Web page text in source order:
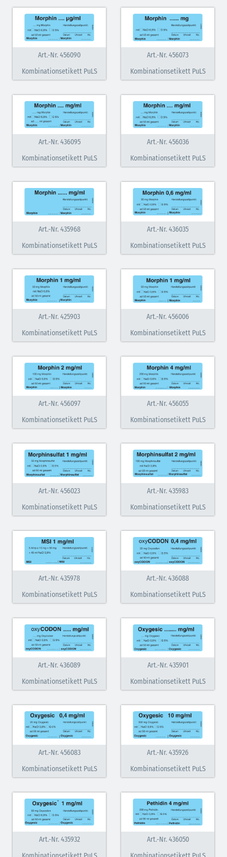
Art.-Nr. 456090
Kombinationsetikett PuLS
Art.-Nr. 456073
Kombinationsetikett PuLS
Art.-Nr. 436095
Kombinationsetikett PuLS
Art.-Nr. 456036
Kombinationsetikett PuLS
Art.-Nr. 435968
Kombinationsetikett PuLS
Art.-Nr. 436035
Kombinationsetikett PuLS
Art.-Nr. 425903
Kombinationsetikett PuLS
Art.-Nr. 456006
Kombinationsetikett PuLS
Art.-Nr. 456097
Kombinationsetikett PuLS
Art.-Nr. 456055
Kombinationsetikett PuLS
Art.-Nr. 456023
Kombinationsetikett PuLS
Art.-Nr. 435983
Kombinationsetikett PuLS
Art.-Nr. 435978
Kombinationsetikett PuLS
Art.-Nr. 436088
Kombinationsetikett PuLS
Art.-Nr. 436089
Kombinationsetikett PuLS
Art.-Nr. 435901
Kombinationsetikett PuLS
Art.-Nr. 456083
Kombinationsetikett PuLS
Art.-Nr. 435926
Kombinationsetikett PuLS
Art.-Nr. 435932
Art.-Nr. 436050